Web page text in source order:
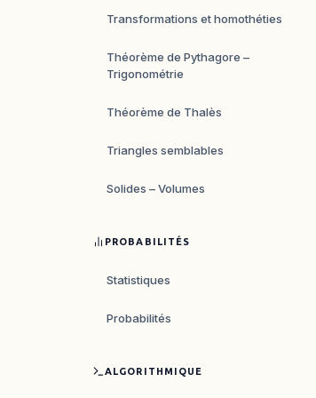
Transformations et homothéties
Théorème de Pythagore –
Trigonométrie
Théorème de Thalès
Triangles semblables
Solides – Volumes
PROBABILITÉS
Statistiques
Probabilités
ALGORITHMIQUE